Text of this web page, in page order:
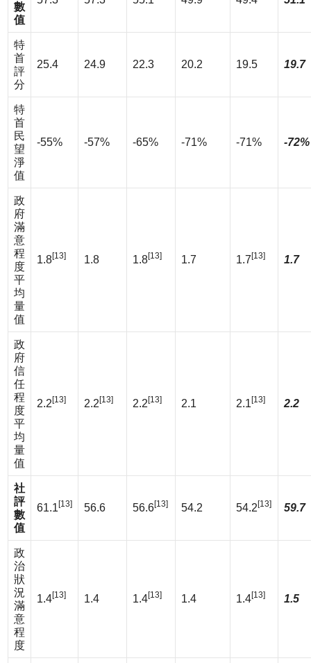
數
值
特
首
評
分
25.4 24.9 22.3 20.2 19.5 19.7
特
首
民
望
淨
值
-55% -57% -65% -71% -71% -72%
政
府
滿
意
程
度
平
均
量
值
1.8[13] 1.8 1.8[13] 1.7 1.7 [13] 1.7
政
府
信
任
程
度
平
均
量
值
2.2 [13] 2.2 [13] 2.2 [13] 2.1 2.1 [13] 2.2
社
評
數
值
61.1 [13] 56.6 56.6[13] 54.2 54.2 [13] 59.7
政
治
狀
況
滿
意
程
度
1.4[13] 1.4 1.4[13] 1.4 1.4[13] 1.5